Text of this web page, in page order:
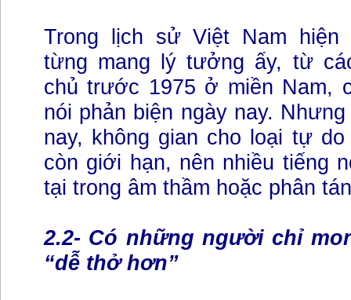
Trong lịch sử Việt Nam hiện
từng mang lý tưởng ấy, từ
chủ trước 1975 ở miền Nam,
nói phản biện ngày nay.
nay, không gian cho loại tự
còn giới hạn, nên nhiều tiếng
tại trong âm thầm hoặc phân
2.2- Có những người chỉ
“dễ thở hơn”